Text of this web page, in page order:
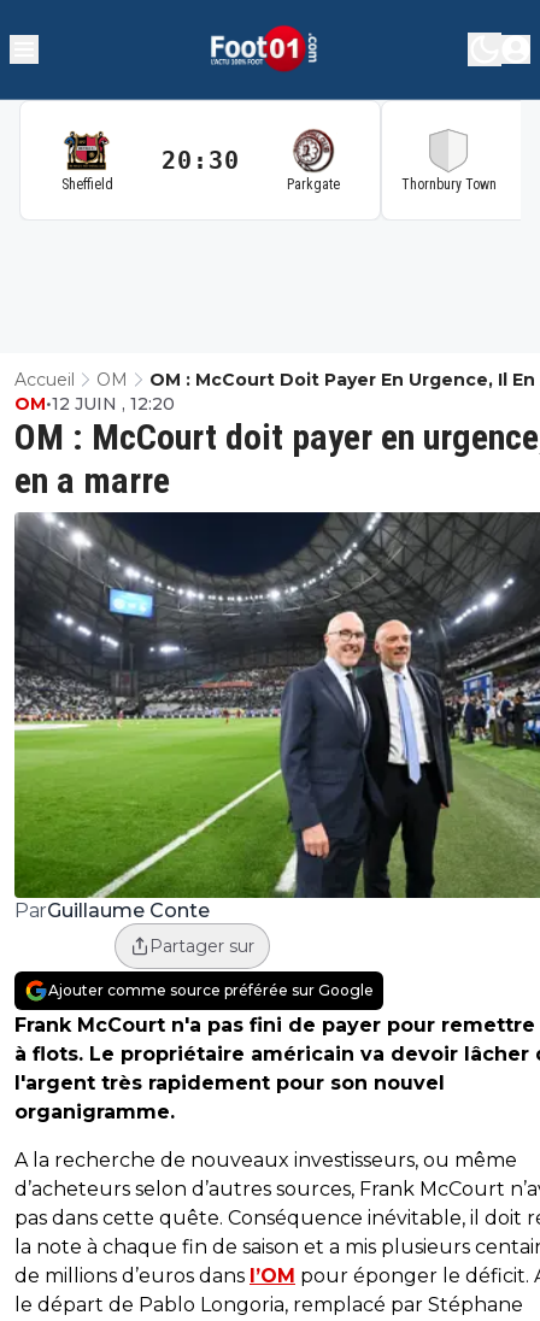
Sheffield
20:30
Parkgate Thornbury Town
Accueil OM
OM : McCourt Doit Payer En Urgence, Il En
Marre
OM : McCourt doit payer en
en a marre
OM•12 JUIN , 12:20
ParGuillaume Conte
Partager sur
Ajouter comme source préférée sur Google
Frank McCourt n'a pas fini de payer pour remettre
à flots. Le propriétaire américain va devoir lâcher
l'argent très rapidement pour son nouvel
organigramme.
A la recherche de nouveaux investisseurs, ou même
d’acheteurs selon d’autres sources, Frank McCourt
pas dans cette quête. Conséquence inévitable, il doit
la note à chaque fin de saison et a mis plusieurs
de millions d’euros dans l’OM pour éponger le déficit.
le départ de Pablo Longoria, remplacé par Stéphane